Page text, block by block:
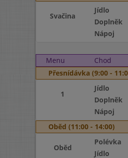
Svačina
Jídlo
Doplněk
Nápoj
Menu
Chod
Přesnídávka (9:00 -
1
Jídlo
Doplněk
Nápoj
Oběd (11:00 - 14:00)
Oběd
Polévka
Jídlo